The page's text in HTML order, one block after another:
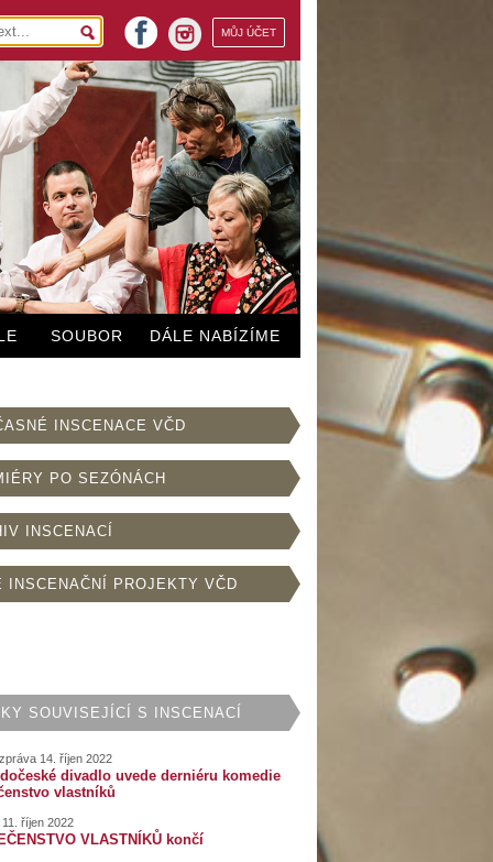
MŮJ ÚČET
instagram
facebook
SOUBOR DÁLE NABÍZÍME
INSCENACE VČD
PO SEZÓNÁCH
INSCENACÍ
INSCENAČNÍ PROJEKTY VČD
SOUVISEJÍCÍ S INSCENACÍ
14. říjen 2022
divadlo uvede derniéru komedie
vlastníků
říjen 2022
VLASTNÍKŮ končí